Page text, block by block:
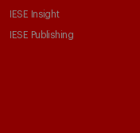
IESE Insight
IESE Publishing